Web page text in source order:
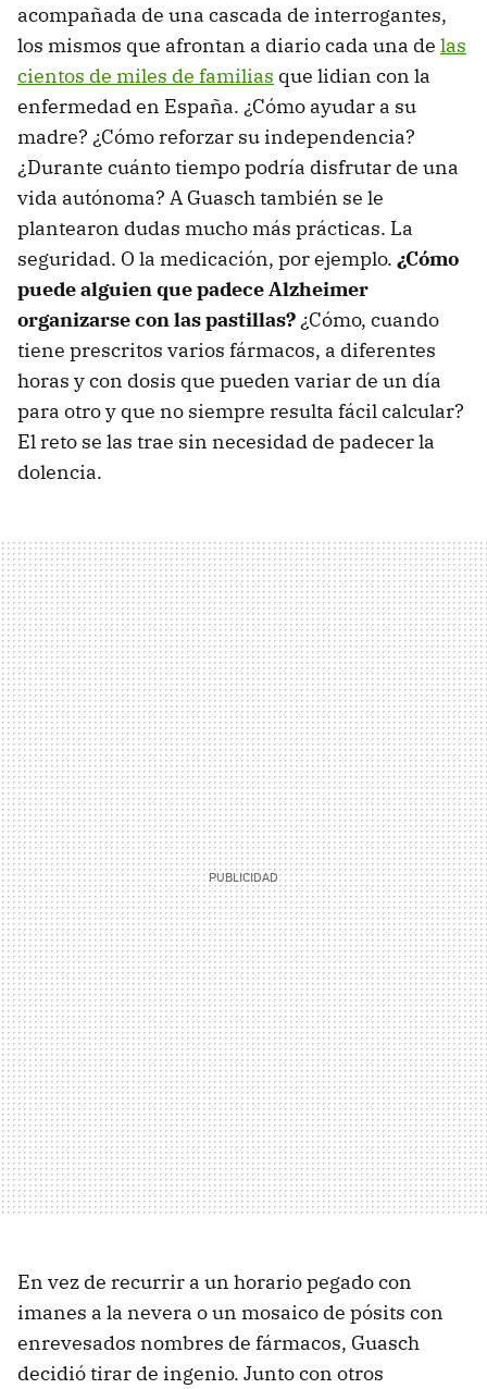
acompañada de una cascada de interrogantes,
los mismos que afrontan a diario cada una de las
cientos de miles de familias que lidian con la
enfermedad en España. ¿Cómo ayudar a su
madre? ¿Cómo reforzar su independencia?
¿Durante cuánto tiempo podría disfrutar de una
vida autónoma? A Guasch también se le
plantearon dudas mucho más prácticas. La
seguridad. O la medicación, por ejemplo. ¿Cómo
puede alguien que padece Alzheimer
organizarse con las pastillas?¿Cómo, cuando
tiene prescritos varios fármacos, a diferentes
horas y con dosis que pueden variar de un día
para otro y que no siempre resulta fácil calcular?
El reto se las trae sin necesidad de padecer la
dolencia.
En vez de recurrir a un horario pegado con
imanes a la nevera o un mosaico de pósits con
enrevesados nombres de fármacos, Guasch
decidió tirar de ingenio. Junto con otros